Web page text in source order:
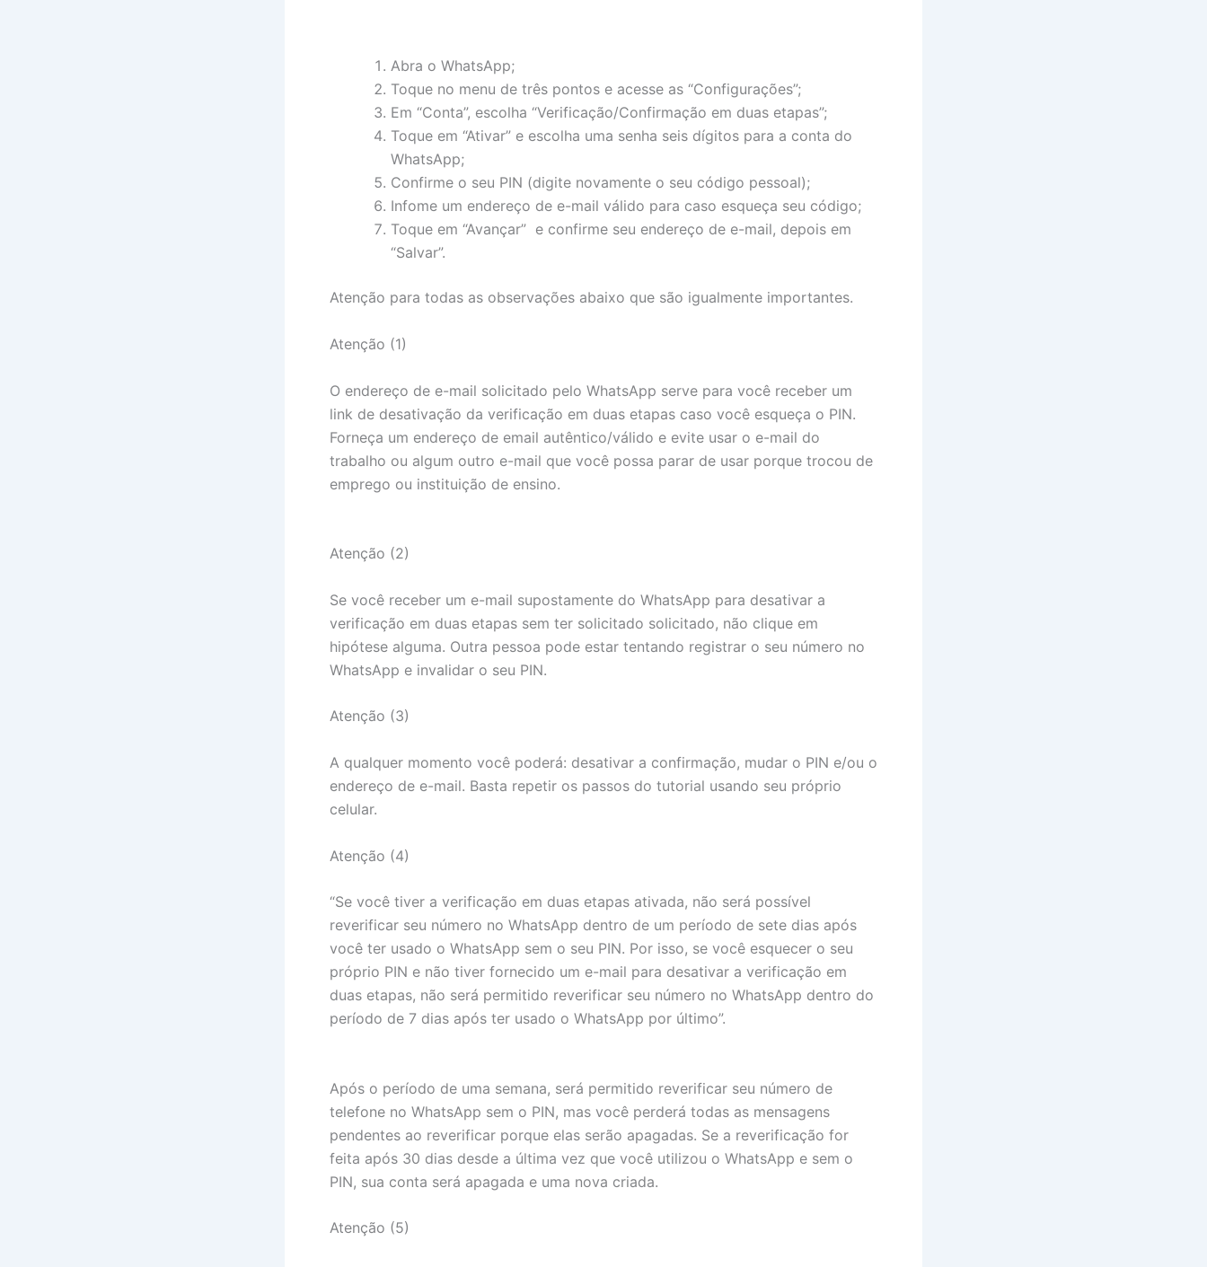
Abra o WhatsApp;
Toque no menu de três pontos e acesse as “Configurações”;
Em “Conta”, escolha “Verificação/Confirmação em duas etapas”;
Toque em “Ativar” e escolha uma senha seis dígitos para a conta do
WhatsApp;
Confirme o seu PIN (digite novamente o seu código pessoal);
Infome um endereço de e-mail válido para caso esqueça seu código;
Toque em “Avançar” e confirme seu endereço de e-mail, depois em
“Salvar”.
Atenção para todas as observações abaixo que são igualmente importantes.
Atenção (1)
O endereço de e-mail solicitado pelo WhatsApp serve para você receber um
link de desativação da verificação em duas etapas caso você esqueça o PIN.
Forneça um endereço de email autêntico/válido e evite usar o e-mail do
trabalho ou algum outro e-mail que você possa parar de usar porque trocou de
emprego ou instituição de ensino.
Atenção (2)
Se você receber um e-mail supostamente do WhatsApp para desativar a
verificação em duas etapas sem ter solicitado solicitado, não clique em
hipótese alguma. Outra pessoa pode estar tentando registrar o seu número no
WhatsApp e invalidar o seu PIN.
Atenção (3)
A qualquer momento você poderá: desativar a confirmação, mudar o PIN e/ou o
endereço de e-mail. Basta repetir os passos do tutorial usando seu próprio
celular.
Atenção (4)
“Se você tiver a verificação em duas etapas ativada, não será possível
reverificar seu número no WhatsApp dentro de um período de sete dias após
você ter usado o WhatsApp sem o seu PIN. Por isso, se você esquecer o seu
próprio PIN e não tiver fornecido um e-mail para desativar a verificação em
duas etapas, não será permitido reverificar seu número no WhatsApp dentro do
período de 7 dias após ter usado o WhatsApp por último”.
Após o período de uma semana, será permitido reverificar seu número de
telefone no WhatsApp sem o PIN, mas você perderá todas as mensagens
pendentes ao reverificar porque elas serão apagadas. Se a reverificação for
feita após 30 dias desde a última vez que você utilizou o WhatsApp e sem o
PIN, sua conta será apagada e uma nova criada.
Atenção (5)